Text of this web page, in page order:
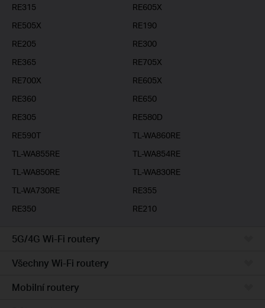
RE315
RE605X
RE505X
RE190
RE205
RE300
RE365
RE705X
RE700X
RE605X
RE360
RE650
RE305
RE580D
RE590T
TL-WA860RE
TL-WA855RE
TL-WA854RE
TL-WA850RE
TL-WA830RE
TL-WA730RE
RE355
RE350
RE210
5G/4G Wi-Fi routery
Všechny Wi-Fi routery
Mobilní routery